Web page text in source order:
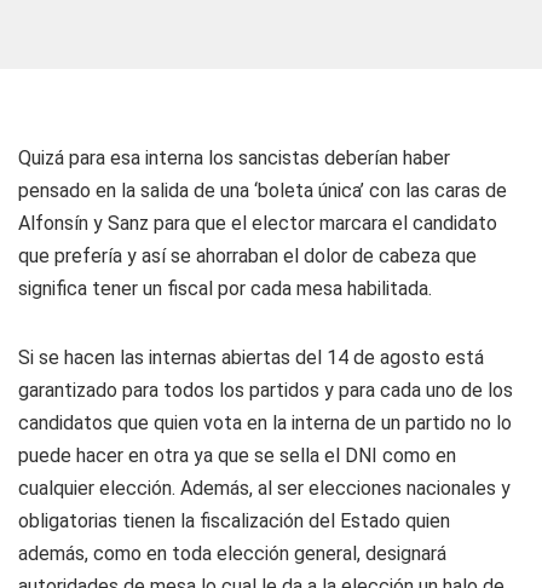
Quizá para esa interna los sancistas deberían haber
pensado en la salida de una ‘boleta única’ con las caras de
Alfonsín y Sanz para que el elector marcara el candidato
que prefería y así se ahorraban el dolor de cabeza que
significa tener un fiscal por cada mesa habilitada.
Si se hacen las internas abiertas del 14 de agosto está
garantizado para todos los partidos y para cada uno de los
candidatos que quien vota en la interna de un partido no lo
puede hacer en otra ya que se sella el DNI como en
cualquier elección. Además, al ser elecciones nacionales y
obligatorias tienen la fiscalización del Estado quien
además, como en toda elección general, designará